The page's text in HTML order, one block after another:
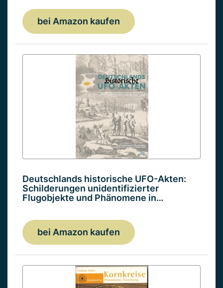
bei Amazon kaufen
Deutschlands historische UFO-Akten:
Schilderungen unidentifizierter
Flugobjekte und Phänomene in…
bei Amazon kaufen